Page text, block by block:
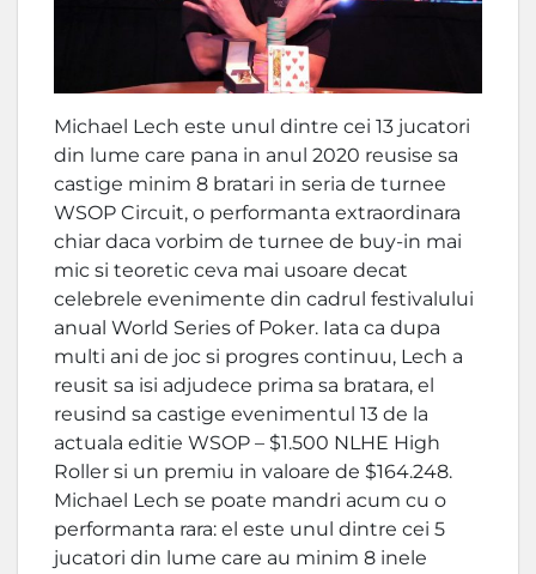
Michael Lech este unul dintre cei 13 jucatori
din lume care pana in anul 2020 reusise sa
castige minim 8 bratari in seria de turnee
WSOP Circuit, o performanta extraordinara
chiar daca vorbim de turnee de buy-in mai
mic si teoretic ceva mai usoare decat
celebrele evenimente din cadrul festivalului
anual World Series of Poker. Iata ca dupa
multi ani de joc si progres continuu, Lech a
reusit sa isi adjudece prima sa bratara, el
reusind sa castige evenimentul 13 de la
actuala editie WSOP – $1.500 NLHE High
Roller si un premiu in valoare de $164.248.
Michael Lech se poate mandri acum cu o
performanta rara: el este unul dintre cei 5
jucatori din lume care au minim 8 inele